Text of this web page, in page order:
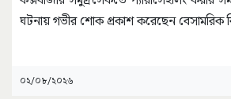
ঘটনায় গভীর শোক প্রকাশ করেছেন বেসামরিক
০২/০৮/২০২৬